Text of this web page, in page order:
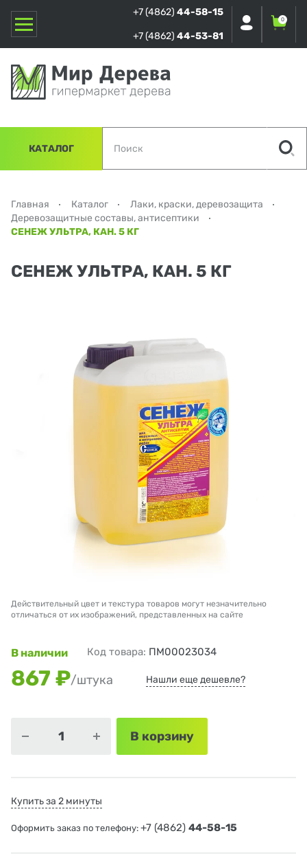
+7 (4862) 44-58-15
+7 (4862) 44-53-81
0
КАТАЛОГ
Главная Каталог
Лаки, краски, деревозащита
Деревозащитные составы, антисептики
СЕНЕЖ УЛЬТРА, КАН. 5 КГ
СЕНЕЖ УЛЬТРА, КАН. 5 КГ
Действительный цвет и текстура товаров могут незначительно
отличаться от их изображений, представленных на сайте
В наличии Код товара: ПМ00023034
867 ₽/штука Нашли еще дешевле?
В корзину
Купить за 2 минуты
Оформить заказ по телефону: +7 (4862) 44-58-15